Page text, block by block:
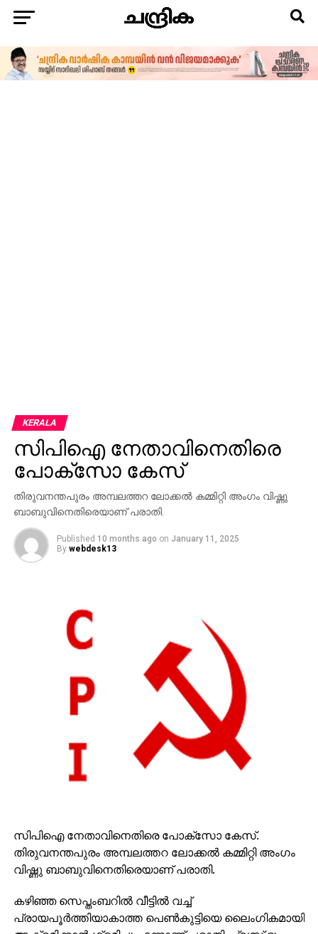
KERALA
സിപിഐ നേതാവിനെതിരെ
പോക്സോ കേസ്
തിരുവനന്തപുരം അമ്പലത്തറ ലോക്കൽ കമ്മിറ്റി അംഗം വിഷ്ണു
ബാബുവിനെതിരെയാണ് പരാതി.
Published 10 months ago on January 11, 2025
By webdesk13
സിപിഐ നേതാവിനെതിരെ പോക്സോ കേസ്.
തിരുവനന്തപുരം അമ്പലത്തറ ലോക്കൽ കമ്മിറ്റി അംഗം
വിഷ്ണു ബാബുവിനെതിരെയാണ് പരാതി.
കഴിഞ്ഞ സെപ്തംബറിൽ വീട്ടിൽ വച്ച്
പ്രായപൂർത്തിയാകാത്ത പെൺകുട്ടിയെ ലൈംഗികമായി